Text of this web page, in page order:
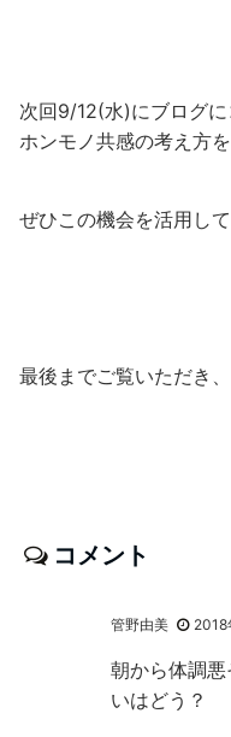
次回9/12(水)にブログ
ホンモノ共感の考え方を
ぜひこの機会を活用して
最後までご覧いただき
コメント
管野由美 2018
朝から体調
いはどう？